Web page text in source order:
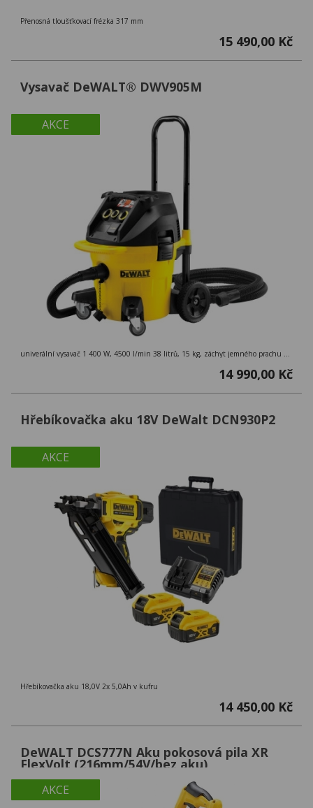
Přenosná tloušťkovací frézka 317 mm
15 490,00 Kč
AKCE
Vysavač DeWALT® DWV905M
univerální vysavač 1 400 W, 4500 l/min 38 litrů, 15 kg, záchyt jemného prachu 99,9 %, třída M ( > 0,1mg/m3 ), externí zásuvka
14 990,00 Kč
AKCE
Hřebíkovačka aku 18V DeWalt DCN930P2
Hřebíkovačka aku 18,0V 2x 5,0Ah v kufru
14 450,00 Kč
AKCE
DeWALT DCS777N Aku pokosová pila XR
FlexVolt (216mm/54V/bez aku)